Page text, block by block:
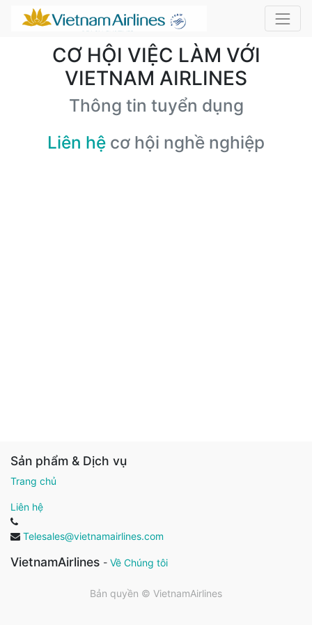
CƠ HỘI VIỆC LÀM VỚI
VIETNAM AIRLINES
Thông tin tuyển dụng
Liên hệ cơ hội nghề nghiệp
Sản phẩm & Dịch vụ
Trang chủ
Liên hệ
Telesales@vietnamairlines.com
VietnamAirlines - Về Chúng tôi
Bản quyền © VietnamAirlines